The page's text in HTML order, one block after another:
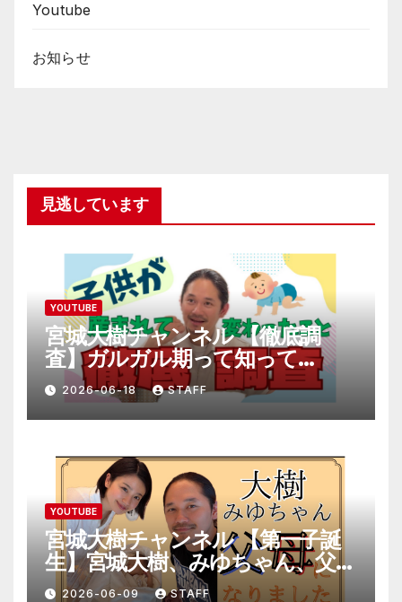
Youtube
お知らせ
見逃しています
YOUTUBE
宮城大樹チャンネル 【徹底調
査】ガルガル期って知って
る！？
2026-06-18 STAFF
YOUTUBE
宮城大樹チャンネル 【第一子誕
生】宮城大樹、みゆちゃん、父母
になりました。
2026-06-09 STAFF